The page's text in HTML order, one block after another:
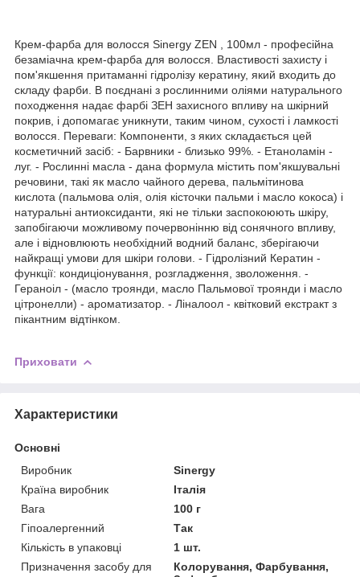
Крем-фарба для волосся Sinergy ZEN , 100мл - професійна
безаміачна крем-фарба для волосся. Властивості захисту і
пом'якшення притаманні гідролізу кератину, який входить до
складу фарби. В поєднані з рослинними оліями натурального
походження надає фарбі ЗЕН захисного впливу на шкірний
покрив, і допомагає уникнути, таким чином, сухості і ламкості
волосся. Переваги: Компоненти, з яких складається цей
косметичний засіб: - Барвники - близько 99%. - Етаноламін -
луг. - Рослинні масла - дана формула містить пом'якшувальні
речовини, такі як масло чайного дерева, пальмітинова
кислота (пальмова олія, олія кісточки пальми і масло кокоса) і
натуральні антиоксиданти, які не тільки заспокоюють шкіру,
запобігаючи можливому почервонінню від сонячного впливу,
але і відновлюють необхідний водний баланс, зберігаючи
найкращі умови для шкіри голови. - Гідролізний Кератин -
функції: кондиціонування, розгладження, зволоження. -
Гераноіл - (масло троянди, масло Пальмової троянди і масло
цітронелли) - ароматизатор. - Ліналоол - квітковий екстракт з
пікантним відтінком.
Приховати
Характеристики
Основні
Виробник
Sinergy
Країна виробник
Італія
Вага
100 г
Гіпоалергенний
Так
Кількість в упаковці
1 шт.
Призначення засобу для
Колорування, Фарбування,